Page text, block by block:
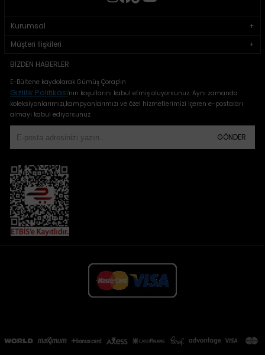
Kurumsal
Müşteri İlişkileri
BIZDEN HABERLER
E-Bültene kaydolarak Gümüş Çorap'ın
Gizlilik Politikası'nın koşullarını kabul etmiş oluyorsunuz. Aynı zamanda
koleksiyonlarımızı,kampyanlarımızı ve özel hizmetlerimizi içeren e-postaları
almayı kabul ediyorsunuz.
GÖNDER